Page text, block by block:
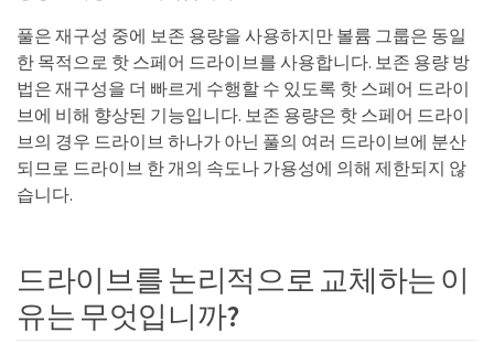
풀은 재구성 중에 보존 용량을 사용하지만 볼륨 그룹은 동일
한 목적으로 핫 스페어 드라이브를 사용합니다. 보존 용량 방
법은 재구성을 더 빠르게 수행할 수 있도록 핫 스페어 드라이
브에 비해 향상된 기능입니다. 보존 용량은 핫 스페어 드라이
브의 경우 드라이브 하나가 아닌 풀의 여러 드라이브에 분산
되므로 드라이브 한 개의 속도나 가용성에 의해 제한되지 않
습니다.
드라이브를 논리적으로 교체하는 이
유는 무엇입니까?